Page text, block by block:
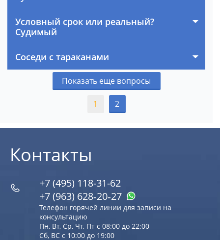
Условный срок или реальный?
Судимый
Соседи с тараканами
Показать еще вопросы
1 2
Контакты
+7 (495) 118-31-62
+7 (963) 628‑20‑27
Телефон горячей линии для записи на
консультацию
Пн, Вт, Ср, Чт, Пт с 08:00 до 22:00
Сб, ВС с 10:00 до 19:00